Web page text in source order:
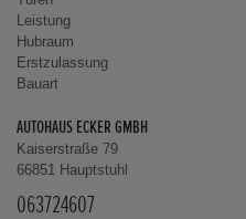
Leistung
Hubraum
Erstzulassung
Bauart
AUTOHAUS ECKER GMBH
Kaiserstraße 79
66851 Hauptstuhl
063724607